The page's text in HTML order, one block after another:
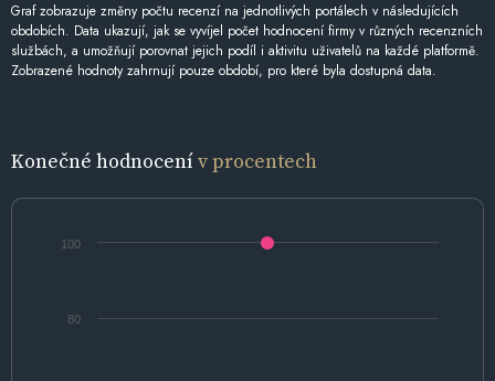
Graf zobrazuje změny počtu recenzí na jednotlivých portálech v následujících
obdobích. Data ukazují, jak se vyvíjel počet hodnocení firmy v různých recenzních
službách, a umožňují porovnat jejich podíl i aktivitu uživatelů na každé platformě.
Zobrazené hodnoty zahrnují pouze období, pro které byla dostupná data.
Konečné hodnocenív procentech
80
100